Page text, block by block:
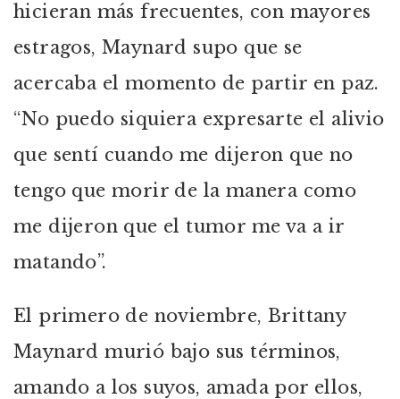
hicieran más frecuentes, con mayores
estragos, Maynard supo que se
acercaba el momento de partir en paz.
“No puedo siquiera expresarte el alivio
que sentí cuando me dijeron que no
tengo que morir de la manera como
me dijeron que el tumor me va a ir
matando”.
El primero de noviembre, Brittany
Maynard murió bajo sus términos,
amando a los suyos, amada por ellos,